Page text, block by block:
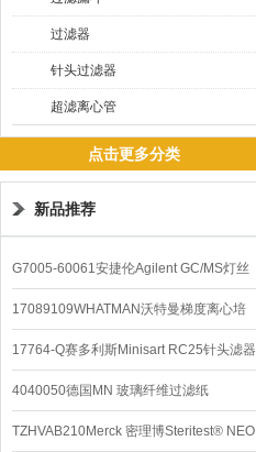
过滤器
针头过滤器
超滤离心管
点击更多分类
新品推荐
G7005-60061安捷伦Agilent GC/MS灯丝
配件
17089109WHATMAN沃特曼梯度离心培
养基
17764-Q赛多利斯Minisart RC25针头滤器
4040050德国MN 玻璃纤维过滤纸
TZHVAB210Merck 密理博Steritest® NEO